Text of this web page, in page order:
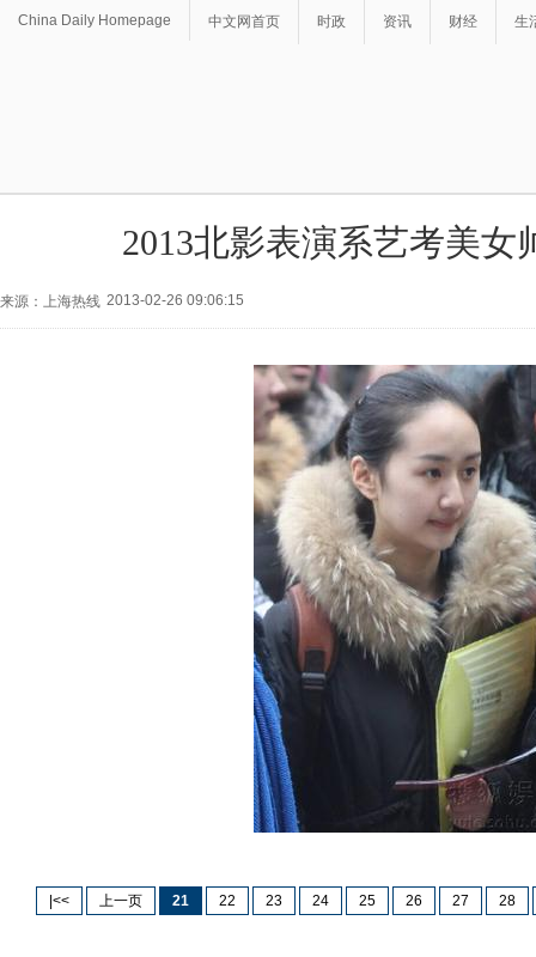
China Daily Homepage 中文网首页 时政 资讯 财经 生
2013北影表演系艺考美女
来源：上海热线 2013-02-26 09:06:15
|<< 上一页 21 22 23 24 25 26 27 28